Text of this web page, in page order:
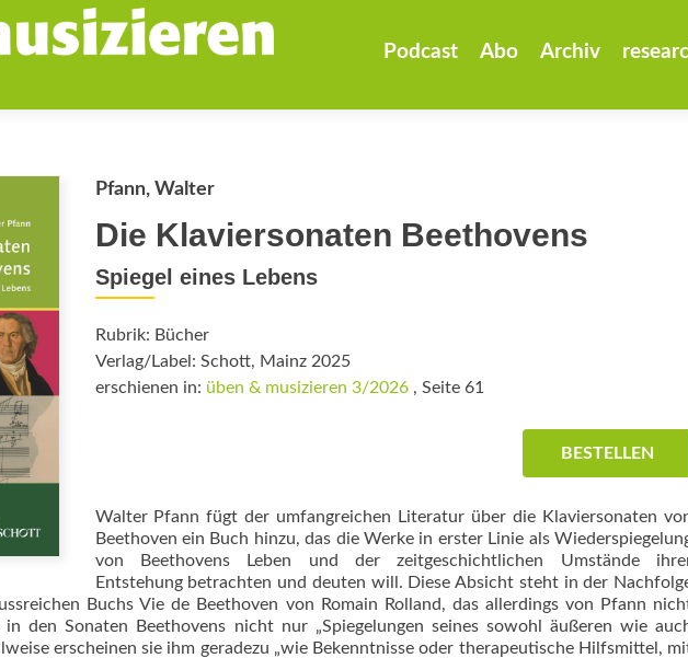
Podcast Abo Archiv
Pfann, Walter
Die Klaviersonaten Beethovens
Spiegel eines Lebens
Rubrik: Bücher
Verlag/Label: Schott, Mainz 2025
erschienen in: üben & musizieren 3/2026, Seite 61
BESTELLEN
Walter Pfann fügt der umfangreichen Literatur über die Klaviersonaten
Beethoven ein Buch hinzu, das die Werke in erster Linie als
von Beethovens Leben und der zeitgeschichtlichen Umstände
Entstehung betrachten und deuten will. Diese Absicht steht in der
Buchs Vie de Beethoven von Romain Rolland, das allerdings von Pfann
den Sonaten Beethovens nicht nur „Spiegelungen seines sowohl äußeren wie
erscheinen sie ihm geradezu „wie Bekenntnisse oder therapeutische Hilfsmittel,